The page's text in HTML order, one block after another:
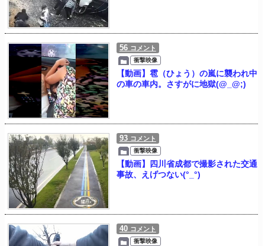
56 コメント
衝撃映像
【動画】雹（ひょう）の嵐に襲われ中
の車の車内。さすがに地獄(@_@;)
93 コメント
衝撃映像
【動画】四川省成都で撮影された交通
事故、えげつない(°_°)
40 コメント
衝撃映像